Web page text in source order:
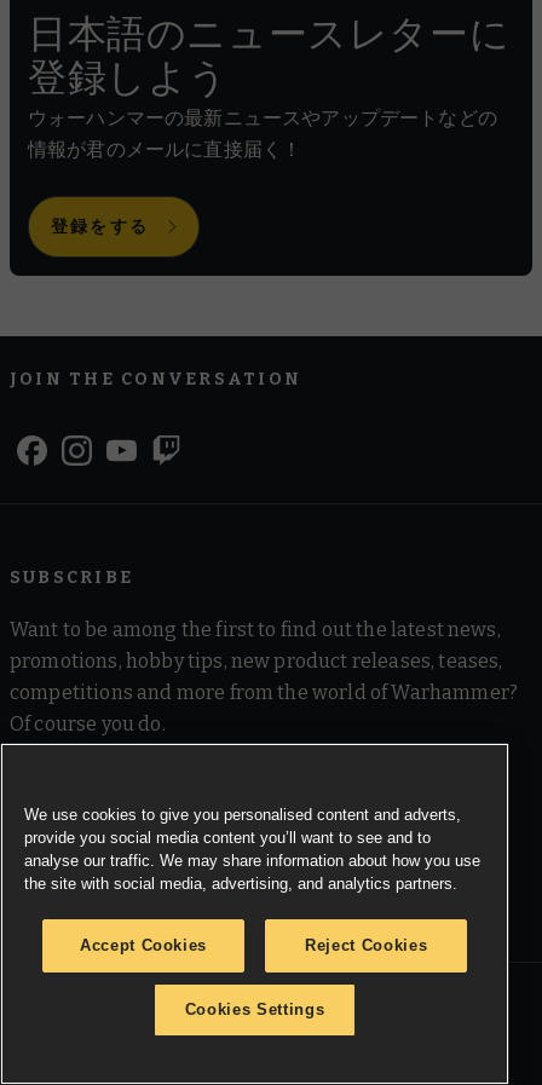
日本語のニュースレターに
登録しよう
ウォーハンマーの最新ニュースやアップデートなどの
情報が君のメールに直接届く！
登録をする
JOIN THE CONVERSATION
SUBSCRIBE
Want to be among the first to find out the latest news,
promotions, hobby tips, new product releases, teases,
competitions and more from the world of Warhammer?
Of course you do.
sorts of awesomeness.
SIGN ME UP
MORE WARHAMMER
We use cookies to give you personalised content and adverts,
provide you social media content you’ll want to see and to
analyse our traffic. We may share information about how you use
the site with social media, advertising, and analytics partners.
Accept Cookies Reject Cookies
Cookies Settings